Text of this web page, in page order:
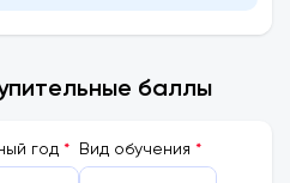
баллы
год * Вид обучения *